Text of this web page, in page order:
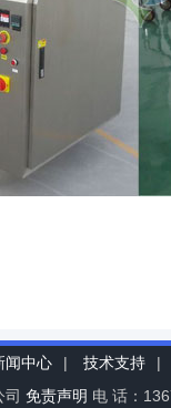
闻中心 | 技术支持 |
免责声明 电 话：